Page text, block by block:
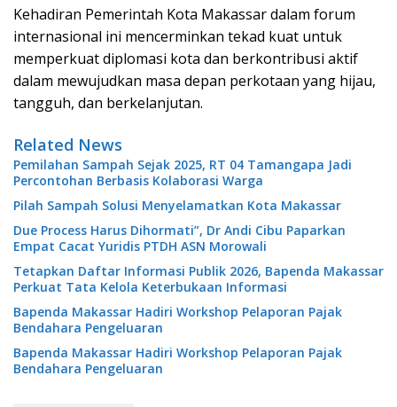
Kehadiran Pemerintah Kota Makassar dalam forum
internasional ini mencerminkan tekad kuat untuk
memperkuat diplomasi kota dan berkontribusi aktif
dalam mewujudkan masa depan perkotaan yang hijau,
tangguh, dan berkelanjutan.
Related News
Pemilahan Sampah Sejak 2025, RT 04 Tamangapa Jadi
Percontohan Berbasis Kolaborasi Warga
Pilah Sampah Solusi Menyelamatkan Kota Makassar
Due Process Harus Dihormati”, Dr Andi Cibu Paparkan
Empat Cacat Yuridis PTDH ASN Morowali
Tetapkan Daftar Informasi Publik 2026, Bapenda Makassar
Perkuat Tata Kelola Keterbukaan Informasi
Bapenda Makassar Hadiri Workshop Pelaporan Pajak
Bendahara Pengeluaran
Bapenda Makassar Hadiri Workshop Pelaporan Pajak
Bendahara Pengeluaran